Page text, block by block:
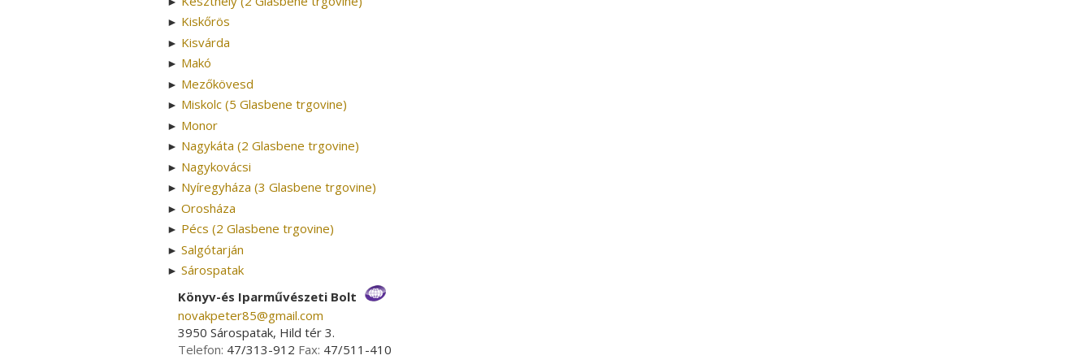
► Kiskőrös
► Kisvárda
► Makó
► Mezőkövesd
► Miskolc (5 Glasbene trgovine)
► Monor
► Nagykáta (2 Glasbene trgovine)
► Nagykovácsi
► Nyíregyháza (3 Glasbene trgovine)
► Orosháza
► Pécs (2 Glasbene trgovine)
► Salgótarján
► Sárospatak
Könyv-és Iparművészeti Bolt
novakpeter85­@­gmail.com
3950 Sárospatak, Hild tér 3.
Telefon: 47/313-912 Fax: 47/511-410